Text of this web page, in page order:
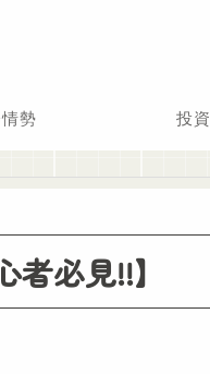
勢 投資
必見!!】